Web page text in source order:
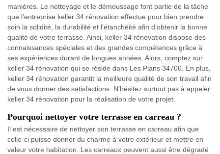
manières. Le nettoyage et le démoussage font partie de la tâche
que l’entreprise keller 34 rénovation effectue pour bien prendre
soin la solidité, la durabilité et l’étanchéité afin d’obtenir la bonne
qualité de votre terrasse. Ainsi, keller 34 rénovation dispose des
connaissances spéciales et des grandes compétences grâce à
ses expériences durant de longues années. Alors, comptez sur
keller 34 rénovation qui se réside dans Les Plans 34700. En plus,
keller 34 rénovation garantit la meilleure qualité de son travail afin
de vous donner des satisfactions. N’hésitez surtout pas à appeler
keller 34 rénovation pour la réalisation de votre projet.
Pourquoi nettoyer votre terrasse en carreau ?
Il est nécessaire de nettoyer son terrasse en carreau afin que
celle-ci puisse donner du charme à votre extérieur et mettre en
valeur votre habitation. Les carreaux peuvent aussi être dégradé